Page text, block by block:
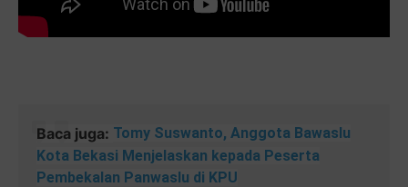
Baca juga: Tomy Suswanto, Anggota Bawaslu
Kota Bekasi Menjelaskan kepada Peserta
Pembekalan Panwaslu di KPU